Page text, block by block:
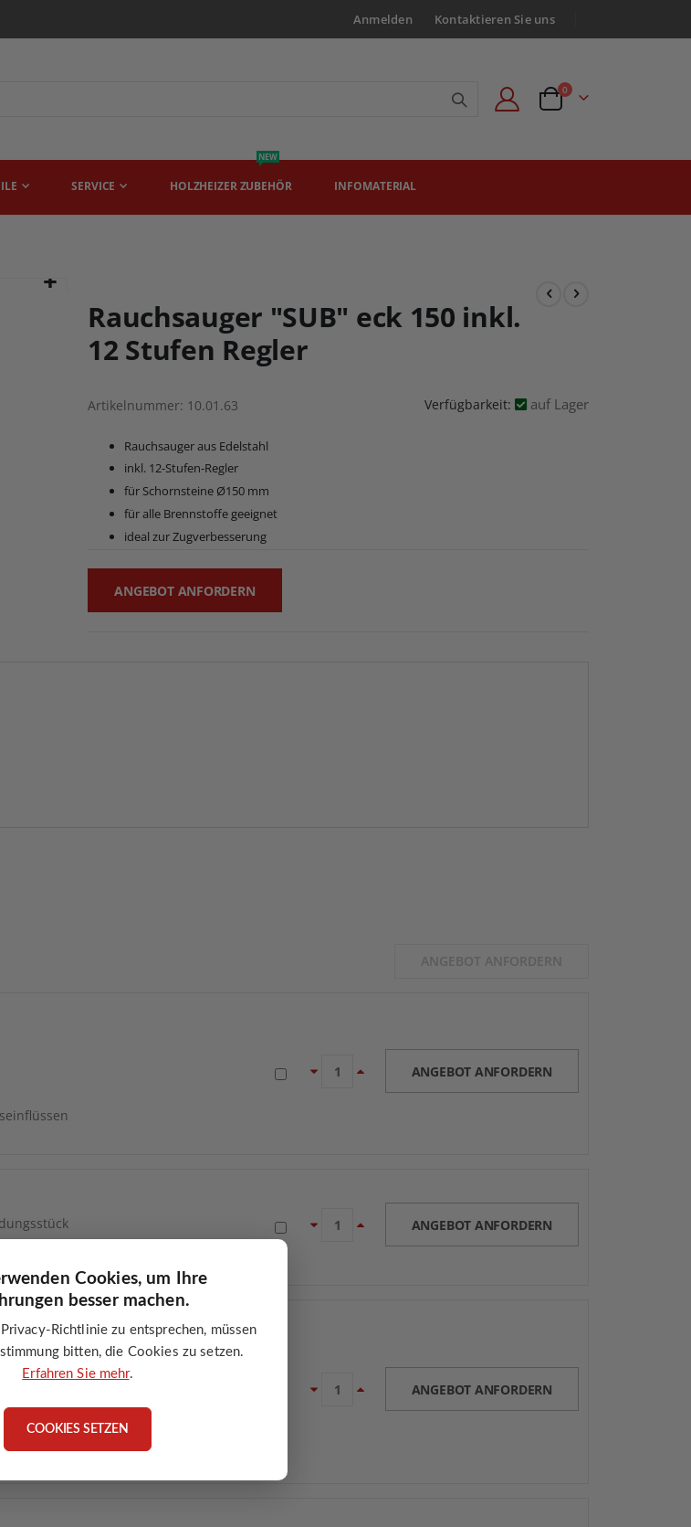
Cookies, um Ihre
besser machen.
Richtlinie zu entsprechen, müssen
bitten, die Cookies zu setzen.
Erfahren Sie mehr.
COOKIES SETZEN
Anmelden Kontaktieren Sie uns
Angebotsanfrage
0 Artikel
SERVICE HOLZHEIZER ZUBEHÖR
NEW
INFOMATERIAL
Rauchsauger "SUB" eck 150 inkl.
12 Stufen Regler
Artikelnummer 10.01.63 Verfügbarkeit: auf Lager
Rauchsauger aus Edelstahl
inkl. 12-Stufen-Regler
für Schornsteine Ø150 mm
für alle Brennstoffe geeignet
ideal zur Zugverbesserung
ANGEBOT ANFORDERN
ANGEBOT ANFORDERN
ANGEBOT ANFORDERN
ANGEBOT ANFORDERN
ANGEBOT ANFORDERN